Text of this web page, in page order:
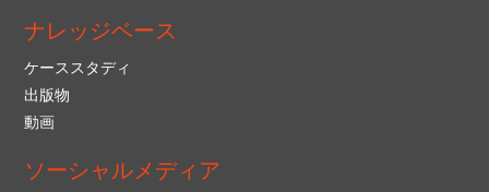
ナレッジベース
ケーススタディ
出版物
動画
ソーシャルメディア